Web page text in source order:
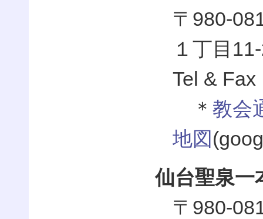
〒980-
１丁目
Tel & Fax
＊ 教会
地図
仙台聖泉一
〒980-